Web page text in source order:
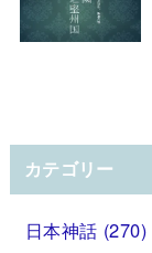
カテゴリー
日本神話 (270)